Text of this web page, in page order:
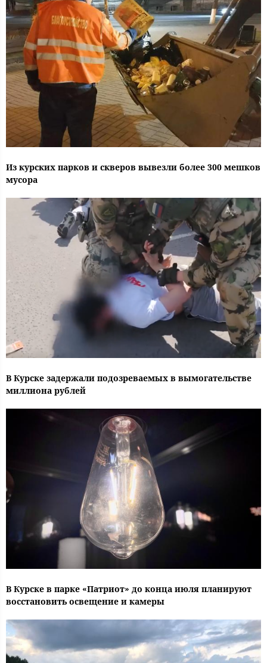
Из курских парков и скверов вывезли более 300 мешков
мусора
В Курске задержали подозреваемых в вымогательстве
миллиона рублей
В Курске в парке «Патриот» до конца июля планируют
восстановить освещение и камеры